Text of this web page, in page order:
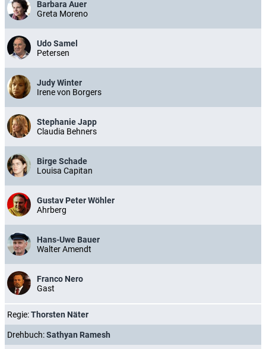
Barbara Auer
Greta Moreno
Udo Samel
Petersen
Judy Winter
Irene von Borgers
Stephanie Japp
Claudia Behners
Birge Schade
Louisa Capitan
Gustav Peter Wöhler
Ahrberg
Hans-Uwe Bauer
Walter Amendt
Franco Nero
Gast
Regie:Thorsten Näter
Drehbuch:Sathyan Ramesh